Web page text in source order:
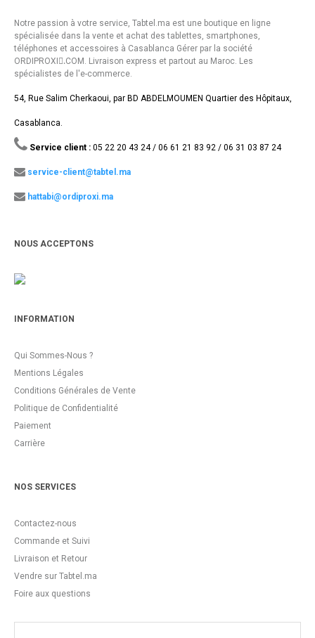
Notre passion à votre service, Tabtel.ma est une boutique en ligne
spécialisée dans la vente et achat des tablettes, smartphones,
téléphones et accessoires à Casablanca Gérer par la société
ORDIPROXI.ِCOM. Livraison express et partout au Maroc. Les
spécialistes de l'e-commerce.
54, Rue Salim Cherkaoui, par BD ABDELMOUMEN Quartier des Hôpitaux,
Casablanca.
Service client : 05 22 20 43 24 / 06 61 21 83 92 / 06 31 03 87 24
service-client@tabtel.ma
hattabi@ordiproxi.ma
NOUS ACCEPTONS
INFORMATION
Qui Sommes-Nous ?
Mentions Légales
Conditions Générales de Vente
Politique de Confidentialité
Paiement
Carrière
NOS SERVICES
Contactez-nous
Commande et Suivi
Livraison et Retour
Vendre sur Tabtel.ma
Foire aux questions